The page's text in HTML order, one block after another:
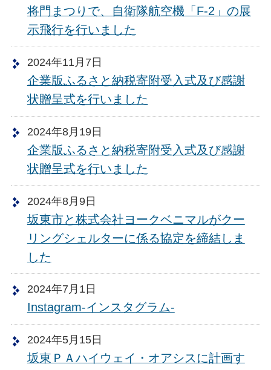
将門まつりで、自衛隊航空機「F-2」の展
示飛行を行いました
2024年11月7日
企業版ふるさと納税寄附受入式及び感謝
状贈呈式を行いました
2024年8月19日
企業版ふるさと納税寄附受入式及び感謝
状贈呈式を行いました
2024年8月9日
坂東市と株式会社ヨークベニマルがクー
リングシェルターに係る協定を締結しま
した
2024年7月1日
Instagram-インスタグラム-
2024年5月15日
坂東ＰＡハイウェイ・オアシスに計画す